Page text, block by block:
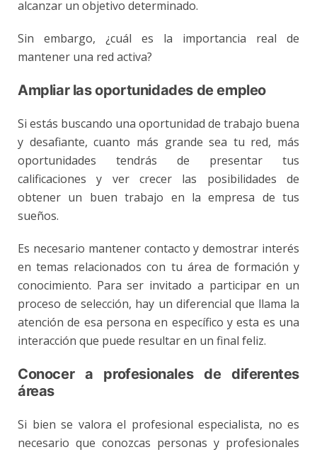
alcanzar un objetivo determinado.
Sin embargo, ¿cuál es la importancia real de
mantener una red activa?
Ampliar las oportunidades de empleo
Si estás buscando una oportunidad de trabajo buena
y desafiante, cuanto más grande sea tu red, más
oportunidades tendrás de presentar tus
calificaciones y ver crecer las posibilidades de
obtener un buen trabajo en la empresa de tus
sueños.
Es necesario mantener contacto y demostrar interés
en temas relacionados con tu área de formación y
conocimiento. Para ser invitado a participar en un
proceso de selección, hay un diferencial que llama la
atención de esa persona en específico y esta es una
interacción que puede resultar en un final feliz.
Conocer a profesionales de diferentes
áreas
Si bien se valora el profesional especialista, no es
necesario que conozcas personas y profesionales